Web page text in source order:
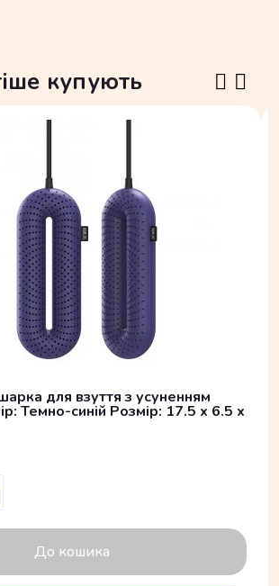
купують
для взуття з усуненням
Темно-синій Розмір: 17.5 x 6.5 x
До кошика